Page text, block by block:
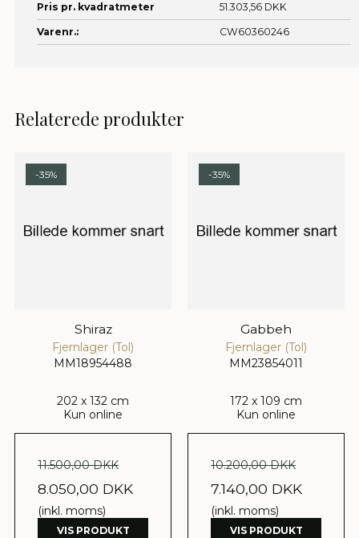
Pris pr. kvadratmeter 51.303,56 DKK
Varenr.: CW60360246
Relaterede produkter
-35%
Shiraz
Fjernlager (Tol)
MM18954488
202 x 132 cm
Kun online
11.500,00 DKK
8.050,00 DKK
(inkl. moms)
VIS PRODUKT
-35%
Gabbeh
Fjernlager (Tol)
MM23854011
172 x 109 cm
Kun online
10.200,00 DKK
7.140,00 DKK
(inkl. moms)
VIS PRODUKT